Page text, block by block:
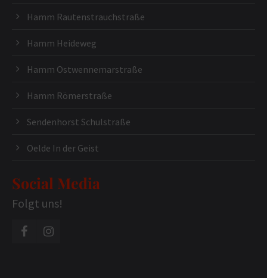
Hamm Rautenstrauchstraße
Hamm Heideweg
Hamm Ostwennemarstraße
Hamm Römerstraße
Sendenhorst Schulstraße
Oelde In der Geist
Social Media
Folgt uns!